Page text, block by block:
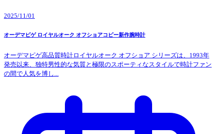
2025/11/01
オーデマピゲ ロイヤルオーク オフショアコピー新作腕時計
オーデマピゲ高品質時計ロイヤルオーク オフショア シリーズは、1993年
発売以来、独特男性的な気質と極限のスポーティなスタイルで時計ファン
の間で人気を博し...